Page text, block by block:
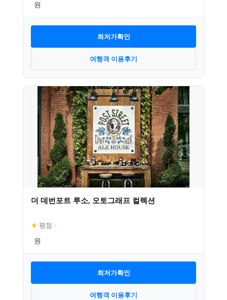
최저가확인
여행객 이용후기
더 데번포트 루소, 오토그래프 컬렉션
★ 평점 –
최저가확인
여행객 이용후기